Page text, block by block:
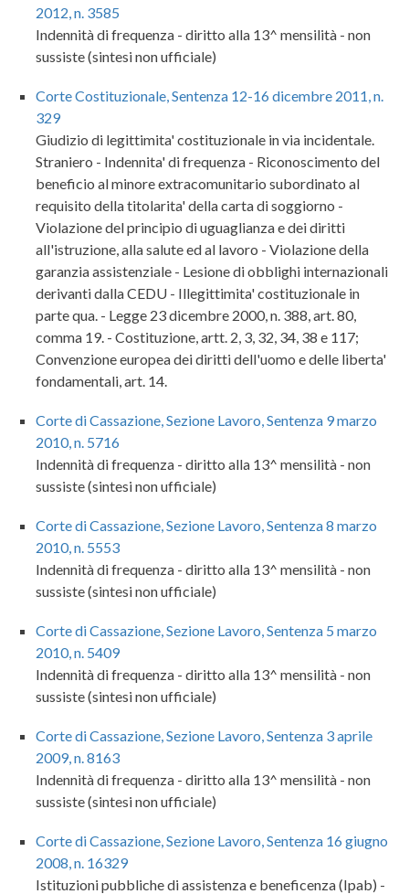
2012, n. 3585
Indennità di frequenza - diritto alla 13^ mensilità - non
sussiste (sintesi non ufficiale)
Corte Costituzionale, Sentenza 12-16 dicembre 2011, n.
329
Giudizio di legittimita' costituzionale in via incidentale.
Straniero - Indennita' di frequenza - Riconoscimento del
beneficio al minore extracomunitario subordinato al
requisito della titolarita' della carta di soggiorno -
Violazione del principio di uguaglianza e dei diritti
all'istruzione, alla salute ed al lavoro - Violazione della
garanzia assistenziale - Lesione di obblighi internazionali
derivanti dalla CEDU - Illegittimita' costituzionale in
parte qua. - Legge 23 dicembre 2000, n. 388, art. 80,
comma 19. - Costituzione, artt. 2, 3, 32, 34, 38 e 117;
Convenzione europea dei diritti dell'uomo e delle liberta'
fondamentali, art. 14.
Corte di Cassazione, Sezione Lavoro, Sentenza 9 marzo
2010, n. 5716
Indennità di frequenza - diritto alla 13^ mensilità - non
sussiste (sintesi non ufficiale)
Corte di Cassazione, Sezione Lavoro, Sentenza 8 marzo
2010, n. 5553
Indennità di frequenza - diritto alla 13^ mensilità - non
sussiste (sintesi non ufficiale)
Corte di Cassazione, Sezione Lavoro, Sentenza 5 marzo
2010, n. 5409
Indennità di frequenza - diritto alla 13^ mensilità - non
sussiste (sintesi non ufficiale)
Corte di Cassazione, Sezione Lavoro, Sentenza 3 aprile
2009, n. 8163
Indennità di frequenza - diritto alla 13^ mensilità - non
sussiste (sintesi non ufficiale)
Corte di Cassazione, Sezione Lavoro, Sentenza 16 giugno
2008, n. 16329
Istituzioni pubbliche di assistenza e beneficenza (Ipab) -